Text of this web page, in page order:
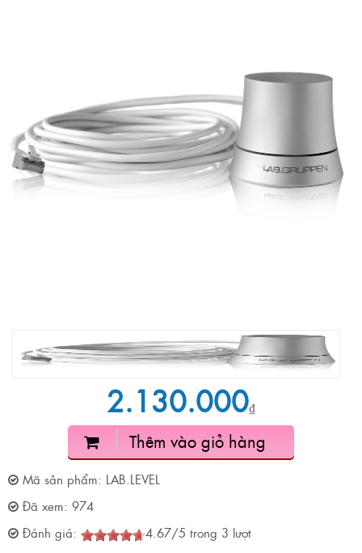
2.130.000₫
Thêm vào giỏ hàng
Mã sản phẩm: LAB.LEVEL
Đã xem: 974
Đánh giá:
4.67/5 trong 3 lượt